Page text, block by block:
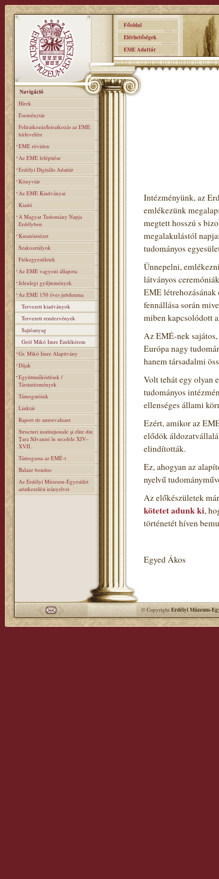
Főoldal
Elérhetőségek
EME Adattár
Navigáció
Hírek
Eseménytár
Feliratkozás/leiratkozás az EME
hírlevelére
EME röviden
Az EME felépitése
Erdélyi Digitális Adattár
Könyvtár
Az EME Kiadványai
Kiadó
A Magyar Tudomány Napja
Erdélyben
Kutatóintézet
Szakosztályok
Fiókegyesületek
Az EME vagyoni állapota
Jelenlegi gyűjtemények
Az EME 150 éves jubileuma
Tervezett kiadványok
Tervezett rendezvények
Sajtóanyag
Gróf Mikó Imre Emlékérem
Gr. Mikó Imre Alapitvány
Díjak
Együttműködések /
Társintézmények
Támogatóink
Linktár
Raport de autoevaluare
Structuri instituţionale şi elite din
Ţara Silvaniei în secolele XIV–
XVII.
Támogassa az EMÉ-t
Balaur bondoc
Az Erdélyi Múzeum-Egyesület
adatkezelési irányelvei
Intézményünk, az
emlékezünk
megtett hosszú s
megalakulástól
tudományos
Ünnepelni,
látványos
EME
fennállása során
miben kapcsolódott
Az EMÉ-nek
Európa nagy
hanem társadalmi
Volt tehát egy olyan
tudományos
ellenséges állami
Ezért, amikor az
elődök
elindították.
Ez, ahogyan az
nyelvű
Az előkészületek
kötetet adunk ki,
történetét híven
Egyed Ákos
© CopyrightErdélyi Múzeum-